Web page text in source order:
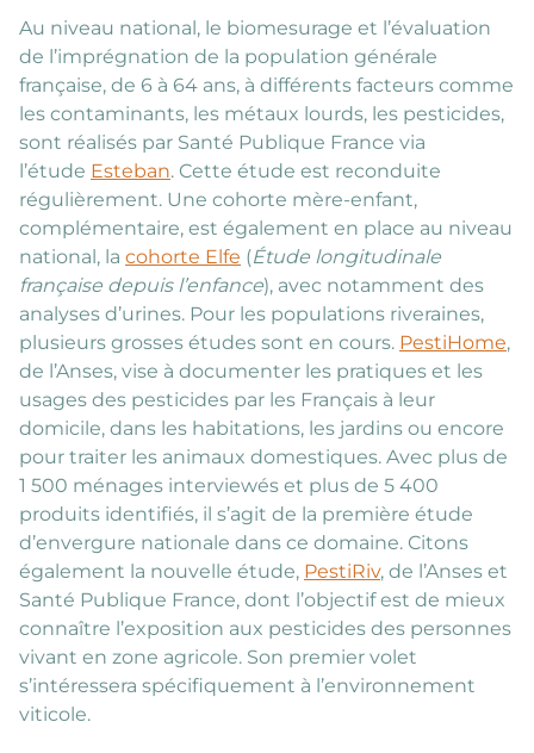
Au niveau national, le biomesurage et l’évaluation
de l’imprégnation de la population générale
française, de 6 à 64 ans, à différents facteurs comme
les contaminants, les métaux lourds, les pesticides,
sont réalisés par Santé Publique France via
l’étude Esteban. Cette étude est reconduite
régulièrement. Une cohorte mère-enfant,
complémentaire, est également en place au niveau
national, la cohorte Elfe (Étude longitudinale
française depuis l’enfance), avec notamment des
analyses d’urines. Pour les populations riveraines,
plusieurs grosses études sont en cours. PestiHome,
de l’Anses, vise à documenter les pratiques et les
usages des pesticides par les Français à leur
domicile, dans les habitations, les jardins ou encore
pour traiter les animaux domestiques. Avec plus de
1 500 ménages interviewés et plus de 5 400
produits identifiés, il s’agit de la première étude
d’envergure nationale dans ce domaine. Citons
également la nouvelle étude, PestiRiv, de l’Anses et
Santé Publique France, dont l’objectif est de mieux
connaître l’exposition aux pesticides des personnes
vivant en zone agricole. Son premier volet
s’intéressera spécifiquement à l’environnement
viticole.